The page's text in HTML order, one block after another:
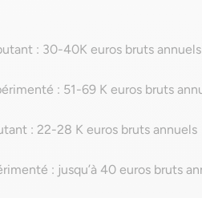
: 30-40K euros bruts annuels
: 51-69 K euros bruts
: 22-28 K euros bruts annuels
: jusqu’à 40 euros bruts